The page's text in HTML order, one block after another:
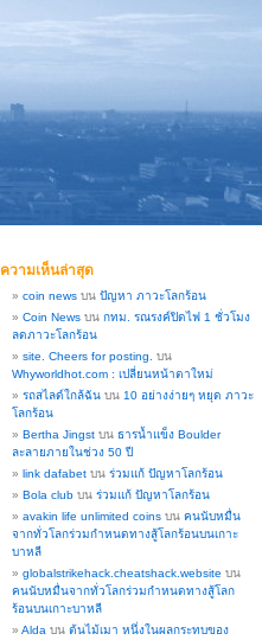
ความเห็นล่าสุด
coin news บน ปัญหา ภาวะโลกร้อน
Coin News บน กทม. รณรงค์ปิดไฟ 1 ชั่วโมง
ลดภาวะโลกร้อน
site. Cheers for posting.
บน
Whyworldhot.com : เปลี่ยนหน้าตาใหม่
รถสไลด์ใกล้ฉัน บน 10 อย่างง่ายๆ หยุด ภาวะ
โลกร้อน
Bertha Jingst บน ธารน้ำแข็ง Boulder
ละลายภายในช่วง 50 ปี
link dafabet บน ร่วมแก้ ปัญหาโลกร้อน
Bola club บน ร่วมแก้ ปัญหาโลกร้อน
avakin life unlimited coins บน คนนับหมื่น
จากทั่วโลกร่วมกำหนดทางสู้โลกร้อนบนเกาะ
บาหลี
globalstrikehack.cheatshack.website บน
คนนับหมื่นจากทั่วโลกร่วมกำหนดทางสู้โลก
ร้อนบนเกาะบาหลี
Alda บน ต้นไม้เมา หนึ่งในผลกระทบของ